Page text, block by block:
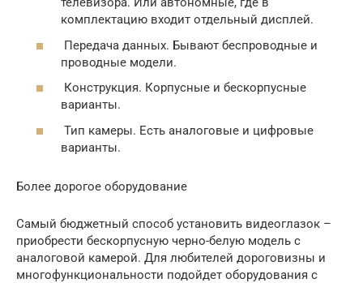
комплектацию входит отдельный дисплей.
Передача данных. Бывают беспроводные и
проводные модели.
Конструкция. Корпусные и бескорпусные
варианты.
Тип камеры. Есть аналоговые и цифровые
варианты.
Более дорогое оборудование
Самый бюджетный способ установить видеоглазок –
приобрести бескорпусную черно-белую модель с
аналоговой камерой. Для любителей дороговизны и
многофункциональности подойдет оборудования с